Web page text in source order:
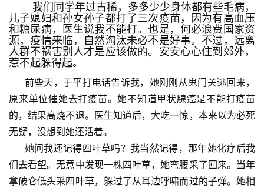
我们同学年过古稀，多多少少身体都有些毛病，
儿子媳妇和孙女孙子都打了三次疫苗，因为有高血压
和糖尿病，医生说我不能打。也是，何必浪费国家资
源，疫情来临，自然淘汰未必不是好事。不过，远离
人群不祸害别人才是应该做的。安安心心住到郊外，
惹不起躲得起。
前些天，于平打电话告诉我，她刚刚从鬼门关逃回来，
原来单位催她去打疫苗。她不知道甲状腺癌是不能打疫苗
的，结果高烧不退。医生知道后，大吃一惊，本来以为必死
无疑，没想到她还活着。
她问我还记得四叶草吗？我当然记得，那年她化疗后我
们去看望。无意中发现一株四叶草，她弯腰采了回来。当年
拿破仑低头采四叶草，躲过了从耳边呼啸而过的子弹。她相